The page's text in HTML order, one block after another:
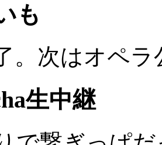
も
。次はオペラ
生中継